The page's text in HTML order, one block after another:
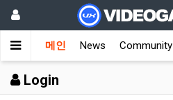
메인 News Community
Login